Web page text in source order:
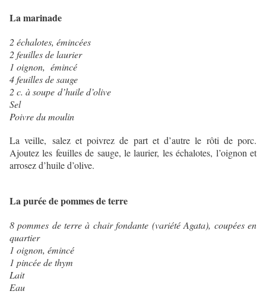
La marinade
2 échalotes, émincées
2 feuilles de laurier
1 oignon, émincé
4 feuilles de sauge
2 c. à soupe d’huile d’olive
Sel
Poivre du moulin
La veille, salez et poivrez de part et d’autre le rôti de porc.
Ajoutez les feuilles de sauge, le laurier, les échalotes, l’oignon et
arrosez d’huile d’olive.
La purée de pommes de terre
8 pommes de terre à chair fondante (variété Agata), coupées en
quartier
1 oignon, émincé
1 pincée de thym
Lait
Eau